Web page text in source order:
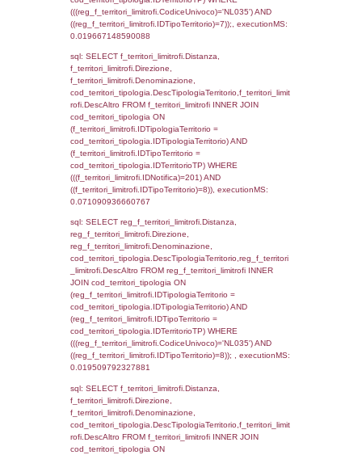
f_territori_limitrofi.DescAltro FROM
JOIN cod_territori_tipologia ON
cod_territori_tipologia.IDTipologiaTerritorio)
(f_territori_limitrofi.IDTipoTerritorio =
cod_territori_tipologia.IDTerritorioTP)
(((f_territori_limitrofi.IDNotifica)=201) AND
((f_territori_limitrofi.IDTipoTerritorio)=3)),
0.071342945098877
sql: SELECT f_territori_limitrofi.Distanza,
f_territori_limitrofi.Denominazione,
rofi.DescAltro FROM f_territori_limitrofi
cod_territori_tipologia ON
(f_territori_limitrofi.IDTipologiaTerritorio =
cod_territori_tipologia.IDTipologiaTerritorio)
(f_territori_limitrofi.IDTipoTerritorio =
cod_territori_tipologia.IDTerritorioTP)
((f_territori_limitrofi.IDTipoTerritorio)=4)),
0.07519793510437
sql: SELECT